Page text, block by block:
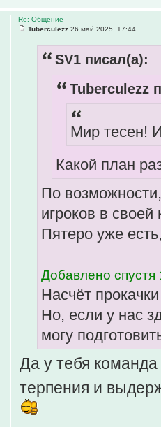
Re: Общение
Tuberculezz 26 май 2025, 17:44
SV1 писал(а):
Tuberculezz
Мир тесен!
Какой план
По
игроков в
Пятеро уже
Добавлено спустя
Насчёт
Но, если у нас
могу
Да у тебя
терпения и